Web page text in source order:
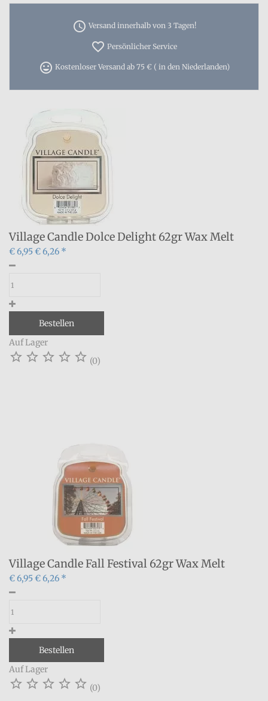
access_time Versand innerhalb von 3 Tagen!
favorite_border Persönlicher Service
tag_faces Kostenloser Versand ab 75 € ( in den Niederlanden)
Village Candle Dolce Delight 62gr Wax Melt
€ 6,95€ 6,26 *
Bestellen
Auf Lager
     (0)
Village Candle Fall Festival 62gr Wax Melt
€ 6,95€ 6,26 *
Bestellen
Auf Lager
     (0)